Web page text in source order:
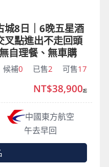
城8日｜6晚五星酒
叉點進出不走回頭
自理餐、無車購
候補0 已售2 可售17
中國東方航空
午去早回
NT$38,900起